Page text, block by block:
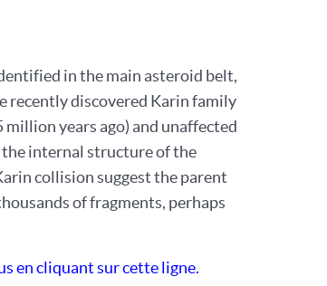
in the main asteroid belt,
recently discovered Karin family
years ago) and unaffected
internal structure of the
collision suggest the parent
of fragments, perhaps
en cliquant sur cette ligne.